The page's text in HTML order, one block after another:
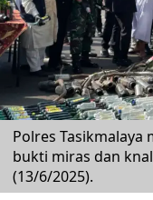
Polres
bukti miras dan
(13/6/2025).